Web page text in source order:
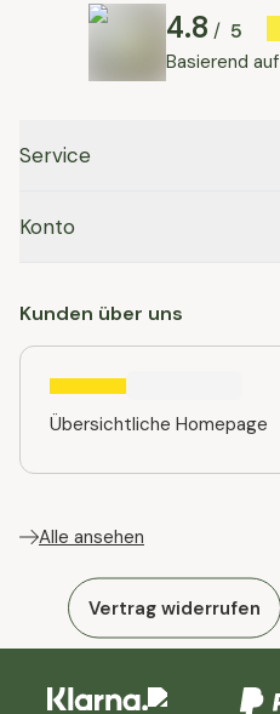
4.8 / 5
Basierend auf
Service
Konto
Kunden über uns
Übersichtliche Homepage
Alle ansehen
Vertrag widerrufen